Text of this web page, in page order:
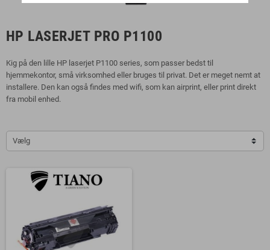
HP LASERJET PRO P1100
Kig på den lille HP laserjet P1100 series, som passer bedst til
hjemmekontor, små virksomhed eller bruges til privat. Det er meget nemt at
installere. Den kan også findes med wifi, som kan airprint, eller print direkt
fra mobil enhed.
Vælg